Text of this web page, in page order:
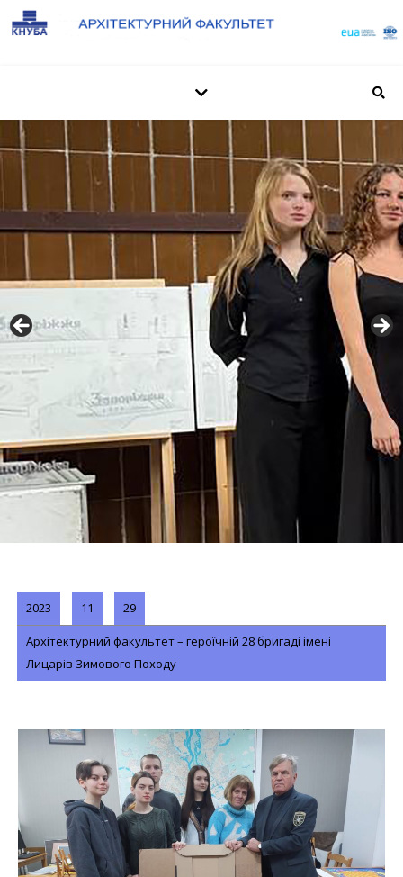
2023 11 29
Архітектурний факультет – героїчній 28 бригаді імені
Лицарів Зимового Походу